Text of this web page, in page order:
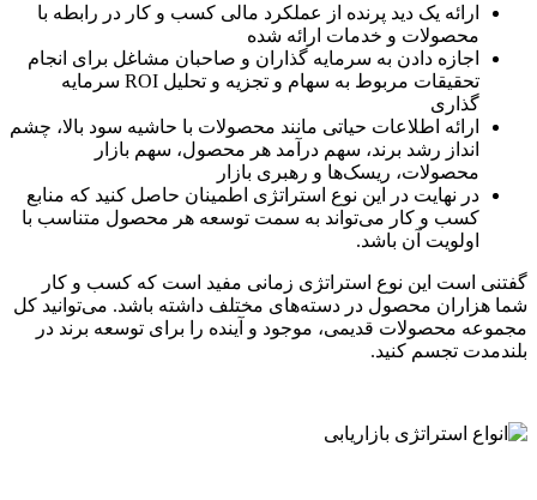
ارائه یک دید پرنده از عملکرد مالی کسب و کار در رابطه با
محصولات و خدمات ارائه شده
اجازه دادن به سرمایه گذاران و صاحبان مشاغل برای انجام
تحقیقات مربوط به سهام و تجزیه و تحلیل ROI سرمایه
گذاری
ارائه اطلاعات حیاتی مانند محصولات با حاشیه سود بالا، چشم
انداز رشد برند، سهم درآمد هر محصول، سهم بازار
محصولات، ریسک‌ها و رهبری بازار
در نهایت در این نوع استراتژی اطمینان حاصل کنید که منابع
کسب و کار می‌تواند به سمت توسعه هر محصول متناسب با
اولویت آن باشد.
گفتنی است این نوع استراتژی زمانی مفید است که کسب و کار
شما هزاران محصول در دسته‌های مختلف داشته باشد. می‌توانید کل
مجموعه محصولات قدیمی، موجود و آینده را برای توسعه برند در
بلندمدت تجسم کنید.